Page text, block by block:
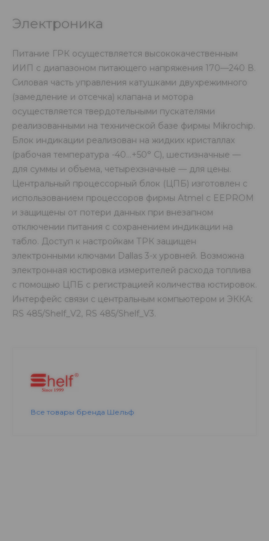
Электроника
Питание ГРК осуществляется высококачественным
ИИП с диапазоном питающего напряжения 170—240 В.
Силовая часть управления катушками двухрежимного
(замедление и отсечка) клапана и мотора
осуществляется твердотельными пускателями
реализованными на технической базе фирмы Mikrochip.
Блок индикации реализован на жидких кристаллах
(рабочая температура -40…+50° С), шестизначные —
для суммы и объема, четырехзначные — для цены.
Центральный процессорный блок (ЦПБ) изготовлен с
использованием процессоров фирмы Atmel c EEPROM
и защищены от потери данных при внезапном
отключении питания с сохранением индикации на
табло. Доступ к настройкам ТРК защищен
электронными ключами Dallas 3-х уровней. Возможна
электронная юстировка измерителей расхода топлива
с помощью ЦПБ с регистрацией количества юстировок.
Интерфейс связи с центральным компьютером и ЭККА:
RS 485/Shelf_V2, RS 485/Shelf_V3.
Все товары бренда Шельф